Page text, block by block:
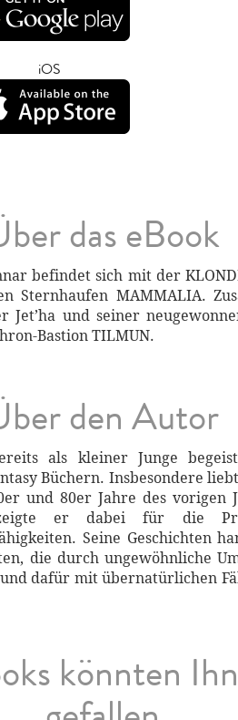
iOS
das eBook
befindet sich mit der
Sternhaufen MAMMALIA.
Jet’ha und seiner
Bastion TILMUN.
den Autor
als kleiner Junge
Büchern. Insbesondere
und 80er Jahre des vorigen
er dabei für die
Seine Geschichten
die durch ungewöhnliche
dafür mit übernatürlichen
könnten